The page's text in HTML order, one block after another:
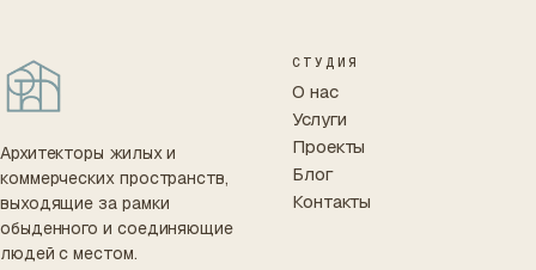
Архитекторы жилых и
коммерческих пространств,
выходящие за рамки
обыденного и соединяющие
людей с местом.
СТУДИЯ
О нас
Услуги
Проекты
Блог
Контакты